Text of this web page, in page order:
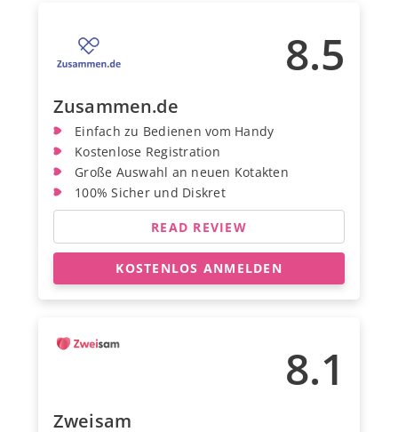
8.5
Zusammen.de
Einfach zu Bedienen vom Handy
Kostenlose Registration
Große Auswahl an neuen Kotakten
100% Sicher und Diskret
READ REVIEW
KOSTENLOS ANMELDEN
8.1
Zweisam